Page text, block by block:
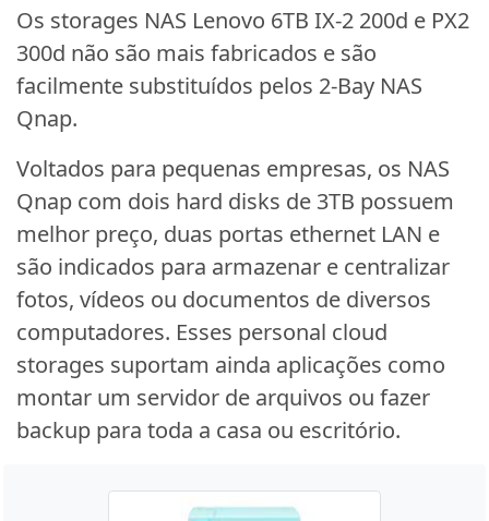
Os storages NAS Lenovo 6TB IX-2 200d e PX2
300d não são mais fabricados e são
facilmente substituídos pelos 2-Bay NAS
Qnap.
Voltados para pequenas empresas, os NAS
Qnap com dois hard disks de 3TB possuem
melhor preço, duas portas ethernet LAN e
são indicados para armazenar e centralizar
fotos, vídeos ou documentos de diversos
computadores. Esses personal cloud
storages suportam ainda aplicações como
montar um servidor de arquivos ou fazer
backup para toda a casa ou escritório.